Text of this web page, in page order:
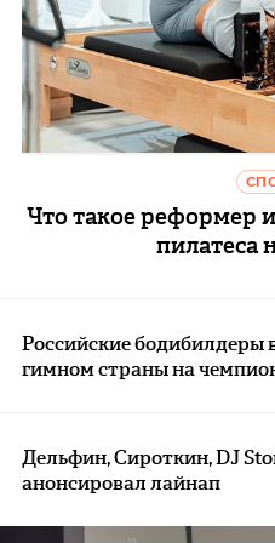
Что такое реформер
пилатеса
Российские бодибилдеры
гимном страны на
Дельфин, Сироткин, DJ
анонсировал лайнап